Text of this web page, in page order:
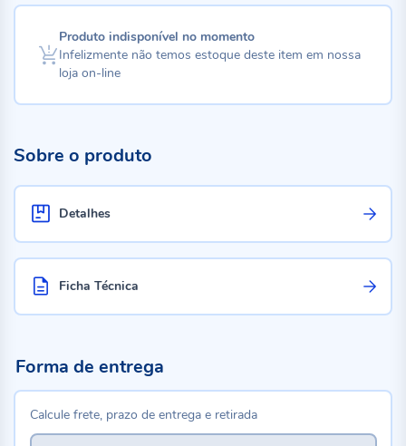
Produto indisponível no momento
Infelizmente não temos estoque deste item em nossa
loja on-line
Sobre o produto
Detalhes
Ficha Técnica
Forma de entrega
Calcule frete, prazo de entrega e retirada